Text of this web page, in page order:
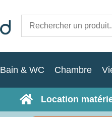
Bain & WC Chambre
Location